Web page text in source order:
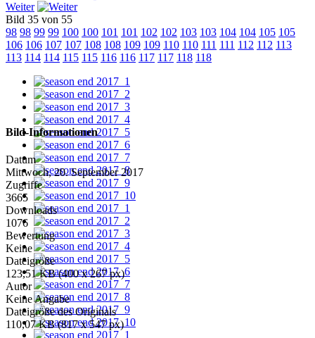
Weiter
Bild 35 von 55
98 98 99 99 100 100 101 101 102 102 103 103 104 104 105 105
106 106 107 107 108 108 109 109 110 110 111 111 112 112 113
113 114 114 115 115 116 116 117 117 118 118
Bild-Informationen
Datum
Mittwoch, 20. September 2017
Zugriffe
3665
Downloads
1076
Bewertung
Keine
Dateigröße
123,51 KB (400 x 267 px)
Autor
Keine Angabe
Dateigröße des Originals
110,07 KB (817 x 547 px)